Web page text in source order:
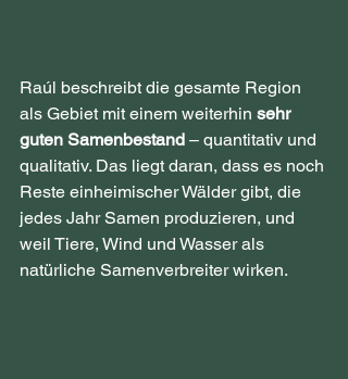
Raúl beschreibt die gesamte Region
als Gebiet mit einem weiterhin sehr
guten Samenbestand – quantitativ und
qualitativ. Das liegt daran, dass es noch
Reste einheimischer Wälder gibt, die
jedes Jahr Samen produzieren, und
weil Tiere, Wind und Wasser als
natürliche Samenverbreiter wirken.